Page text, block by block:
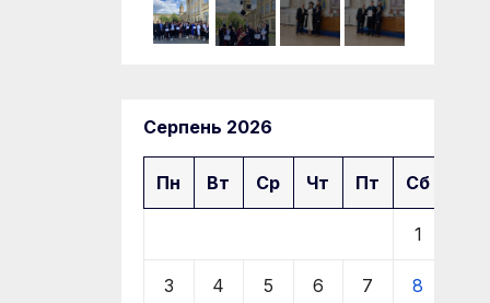
Серпень 2026
Пн Вт Ср Чт Пт Сб
1
3 4 5 6 7 8